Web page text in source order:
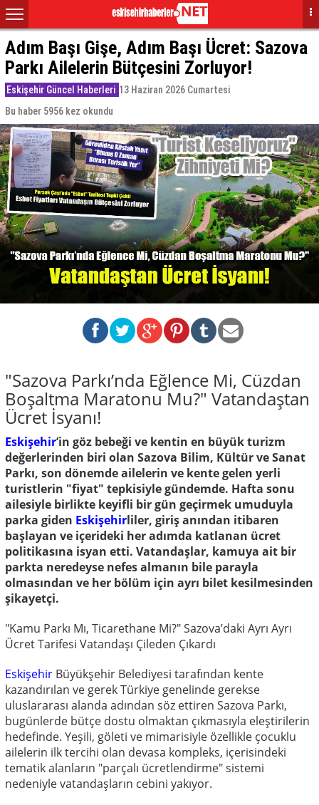
Adım Başı Gişe, Adım Başı Ücret: Sazova
Parkı Ailelerin Bütçesini Zorluyor!
Eskişehir Güncel Haberleri 13 Haziran 2026 Cumartesi
Bu haber 5956 kez okundu
"Sazova Parkı’nda Eğlence Mi, Cüzdan
Boşaltma Maratonu Mu?" Vatandaştan
Ücret İsyanı!
Eskişehir’in göz bebeği ve kentin en büyük turizm
değerlerinden biri olan Sazova Bilim, Kültür ve Sanat
Parkı, son dönemde ailelerin ve kente gelen yerli
turistlerin "fiyat" tepkisiyle gündemde. Hafta sonu
ailesiyle birlikte keyifli bir gün geçirmek umuduyla
parka giden Eskişehirliler, giriş anından itibaren
başlayan ve içerideki her adımda katlanan ücret
politikasına isyan etti. Vatandaşlar, kamuya ait bir
parkta neredeyse nefes almanın bile parayla
olmasından ve her bölüm için ayrı bilet kesilmesinden
şikayetçi.
"Kamu Parkı Mı, Ticarethane Mi?" Sazova’daki Ayrı Ayrı
Ücret Tarifesi Vatandaşı Çileden Çıkardı
Eskişehir Büyükşehir Belediyesi tarafından kente
kazandırılan ve gerek Türkiye genelinde gerekse
uluslararası alanda adından söz ettiren Sazova Parkı,
bugünlerde bütçe dostu olmaktan çıkmasıyla eleştirilerin
hedefinde. Yeşili, göleti ve mimarisiyle özellikle çocuklu
ailelerin ilk tercihi olan devasa kompleks, içerisindeki
tematik alanların "parçalı ücretlendirme" sistemi
nedeniyle vatandaşların cebini yakıyor.